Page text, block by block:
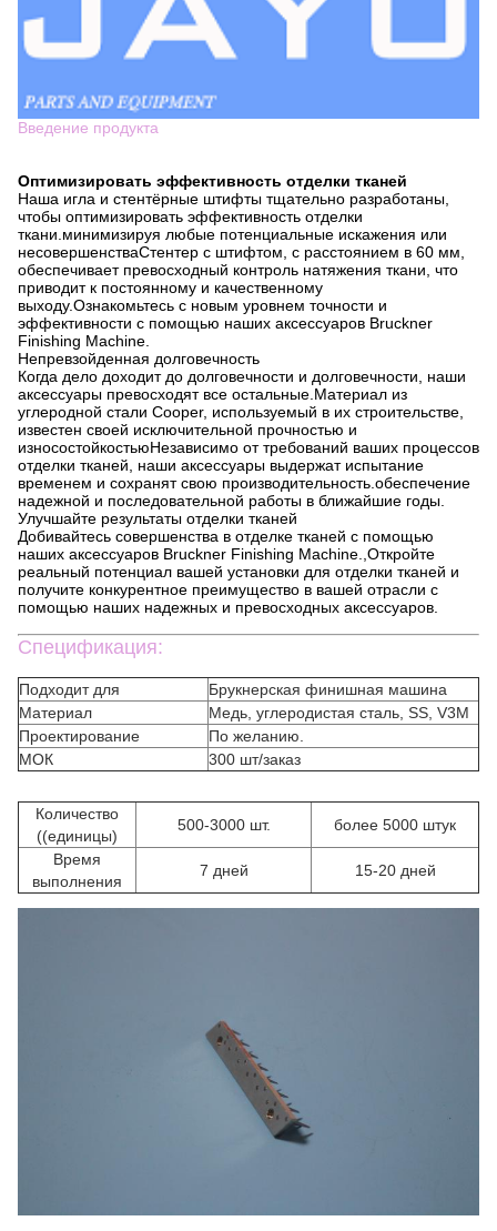
Введение продукта
Оптимизировать эффективность отделки тканей
Наша игла и стентёрные штифты тщательно разработаны,
чтобы оптимизировать эффективность отделки
ткани.минимизируя любые потенциальные искажения или
несовершенстваСтентер с штифтом, с расстоянием в 60 мм,
обеспечивает превосходный контроль натяжения ткани, что
приводит к постоянному и качественному
выходу.Ознакомьтесь с новым уровнем точности и
эффективности с помощью наших аксессуаров Bruckner
Finishing Machine.
Непревзойденная долговечность
Когда дело доходит до долговечности и долговечности, наши
аксессуары превосходят все остальные.Материал из
углеродной стали Cooper, используемый в их строительстве,
известен своей исключительной прочностью и
износостойкостьюНезависимо от требований ваших процессов
отделки тканей, наши аксессуары выдержат испытание
временем и сохранят свою производительность.обеспечение
надежной и последовательной работы в ближайшие годы.
Улучшайте результаты отделки тканей
Добивайтесь совершенства в отделке тканей с помощью
наших аксессуаров Bruckner Finishing Machine.,Откройте
реальный потенциал вашей установки для отделки тканей и
получите конкурентное преимущество в вашей отрасли с
помощью наших надежных и превосходных аксессуаров.
Спецификация:
Подходит для
Брукнерская финишная машина
Материал
Медь, углеродистая сталь, SS, V3M
Проектирование
По желанию.
МОК
300 шт/заказ
Количество
((единицы)
500-3000 шт.
более 5000 штук
Время
выполнения
7 дней 15-20 дней